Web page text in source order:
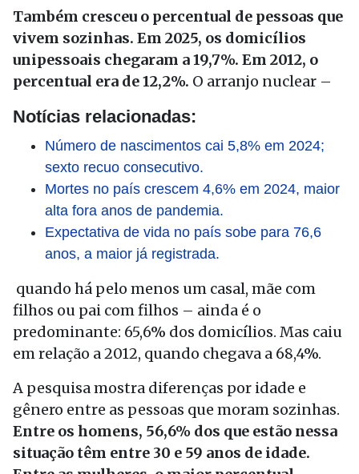
Também cresceu o percentual de pessoas que
vivem sozinhas. Em 2025, os domicílios
unipessoais chegaram a 19,7%. Em 2012, o
percentual era de 12,2%. O arranjo nuclear –
Notícias relacionadas:
Número de nascimentos cai 5,8% em 2024;
sexto recuo consecutivo.
Mortes no país crescem 4,6% em 2024, maior
alta fora anos de pandemia.
Expectativa de vida no país sobe para 76,6
anos, a maior já registrada.
quando há pelo menos um casal, mãe com
filhos ou pai com filhos – ainda é o
predominante: 65,6% dos domicílios. Mas caiu
em relação a 2012, quando chegava a 68,4%.
A pesquisa mostra diferenças por idade e
gênero entre as pessoas que moram sozinhas.
Entre os homens, 56,6% dos que estão nessa
situação têm entre 30 e 59 anos de idade.